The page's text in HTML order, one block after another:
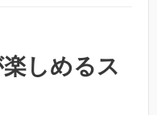
しめるス